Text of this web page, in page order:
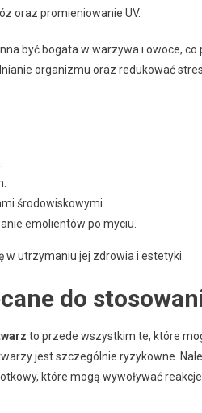
oraz promieniowanie UV.
być bogata w warzywa i owoce, co
organizmu oraz redukować
środowiskowymi.
emolientów po myciu.
w utrzymaniu jej zdrowia i estetyki.
do
to przede wszystkim te, które
jest szczególnie ryzykowne.
które mogą wywoływać reakcje